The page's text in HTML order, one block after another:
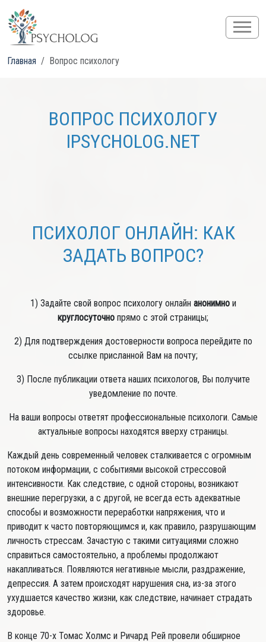
Главная Вопрос психологу
ВОПРОС ПСИХОЛОГУ
IPSYCHOLOG.NET
ПСИХОЛОГ ОНЛАЙН: КАК
ЗАДАТЬ ВОПРОС?
1) Задайте свой вопрос психологу онлайн анонимно и
круглосуточно прямо с этой страницы;
2) Для подтверждения достоверности вопроса перейдите по
ссылке присланной Вам на почту;
3) После публикации ответа наших психологов, Вы получите
уведомление по почте.
На ваши вопросы ответят профессиональные психологи. Самые
актуальные вопросы находятся вверху страницы.
Каждый день современный человек сталкивается с огромным
потоком информации, с событиями высокой стрессовой
интенсивности. Как следствие, с одной стороны, возникают
внешние перегрузки, а с другой, не всегда есть адекватные
способы и возможности переработки напряжения, что и
приводит к часто повторяющимся и, как правило, разрушающим
личность стрессам. Зачастую с такими ситуациями сложно
справиться самостоятельно, а проблемы продолжают
накапливаться. Появляются негативные мысли, раздражение,
депрессия. А затем происходят нарушения сна, из-за этого
ухудшается качество жизни, как следствие, начинает страдать
здоровье.
В конце 70-х Томас Холмс и Ричард Рей провели обширное